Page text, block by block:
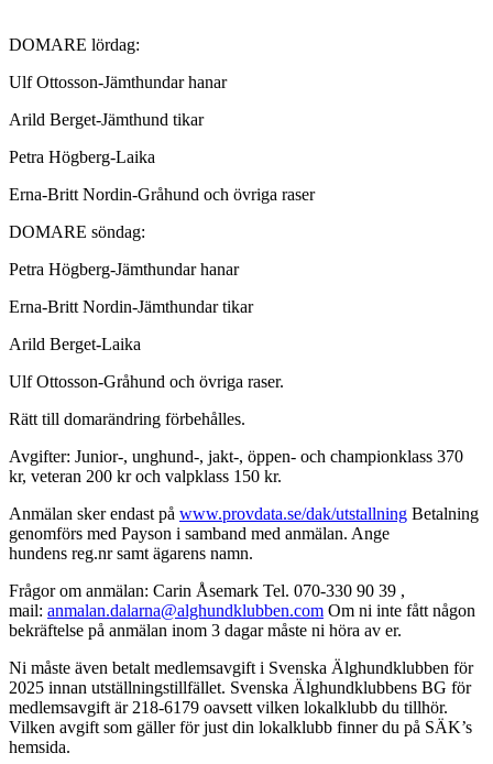
DOMARE lördag:
Ulf Ottosson-Jämthundar hanar
Arild Berget-Jämthund tikar
Petra Högberg-Laika
Erna-Britt Nordin-Gråhund och övriga raser
DOMARE söndag:
Petra Högberg-Jämthundar hanar
Erna-Britt Nordin-Jämthundar tikar
Arild Berget-Laika
Ulf Ottosson-Gråhund och övriga raser.
Rätt till domarändring förbehålles.
Avgifter: Junior-, unghund-, jakt-, öppen- och championklass 370
kr, veteran 200 kr och valpklass 150 kr.
Anmälan sker endast på www.provdata.se/dak/utstallning Betalning
genomförs med Payson i samband med anmälan. Ange
hundens reg.nr samt ägarens namn.
Frågor om anmälan: Carin Åsemark Tel. 070-330 90 39 ,
mail: anmalan.dalarna@alghundklubben.com Om ni inte fått någon
bekräftelse på anmälan inom 3 dagar måste ni höra av er.
Ni måste även betalt medlemsavgift i Svenska Älghundklubben för
2025 innan utställningstillfället. Svenska Älghundklubbens BG för
medlemsavgift är 218-6179 oavsett vilken lokalklubb du tillhör.
Vilken avgift som gäller för just din lokalklubb finner du på SÄK’s
hemsida.